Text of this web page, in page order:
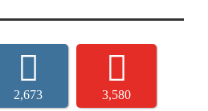
2,673 3,580